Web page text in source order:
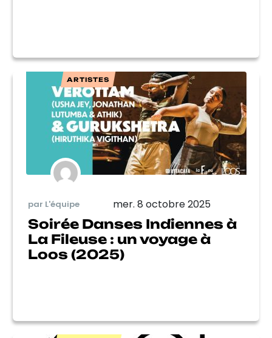
ARTISTES
par L'équipe mer. 8 octobre 2025
Soirée Danses Indiennes à
La Fileuse : un voyage à
Loos (2025)